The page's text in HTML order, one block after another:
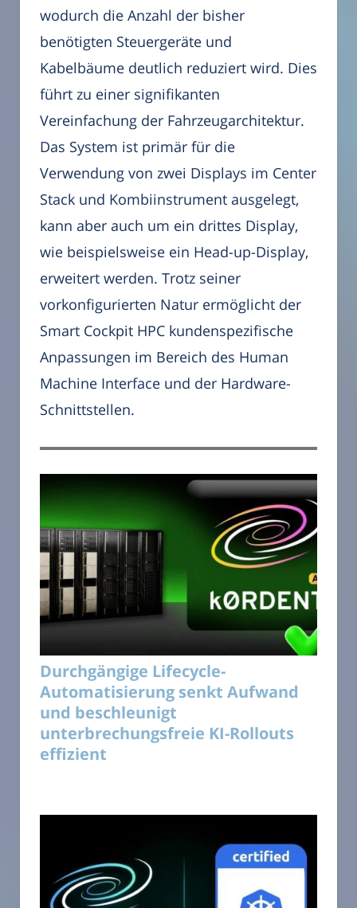
wodurch die Anzahl der bisher
benötigten Steuergeräte und
Kabelbäume deutlich reduziert wird. Dies
führt zu einer signifikanten
Vereinfachung der Fahrzeugarchitektur.
Das System ist primär für die
Verwendung von zwei Displays im Center
Stack und Kombiinstrument ausgelegt,
kann aber auch um ein drittes Display,
wie beispielsweise ein Head-up-Display,
erweitert werden. Trotz seiner
vorkonfigurierten Natur ermöglicht der
Smart Cockpit HPC kundenspezifische
Anpassungen im Bereich des Human
Machine Interface und der Hardware-
Schnittstellen.
Durchgängige Lifecycle-
Automatisierung senkt Aufwand
und beschleunigt
unterbrechungsfreie KI-Rollouts
effizient